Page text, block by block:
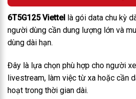
6T5G125 Viettel là gói data chu kỳ
người dùng cần dung lượng lớn và
dùng dài hạn.
Đây là lựa chọn phù hợp cho người
livestream, làm việc từ xa hoặc cần
hoạt trong thời gian dài.